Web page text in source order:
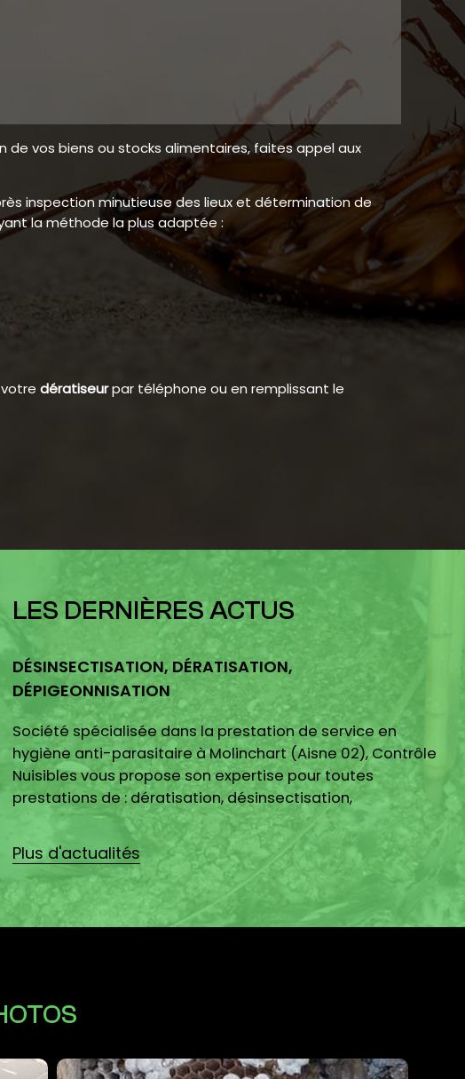
vos biens ou stocks alimentaires, faites appel aux
inspection minutieuse des lieux et détermination de
la méthode la plus adaptée :
dératiseurpar téléphone ou en remplissant le
LES DERNIÈRES ACTUS
DÉSINSECTISATION, DÉRATISATION,
DÉPIGEONNISATION
Société spécialisée dans la prestation de service en
hygiène anti-parasitaire à Molinchart (Aisne 02), Contrôle
Nuisibles vous propose son expertise pour toutes
prestations de : dératisation, désinsectisation,
dépigeonnisation,...
Plus d'actualités